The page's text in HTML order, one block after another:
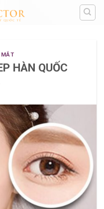
HÀN QUỐC